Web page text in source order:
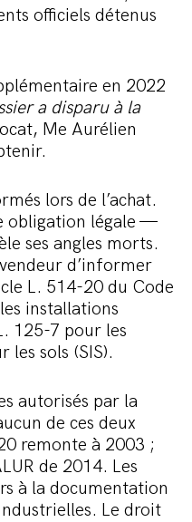
officiels détenus
en 2022
a disparu à la
Me Aurélien
lors de l’achat.
obligation légale —
ses angles morts.
d’informer
L. 514-20 du Code
installations
125-7 pour les
les sols (SIS).
autorisés par la
de ces deux
remonte à 2003 ;
de 2014. Les
à la documentation
Le droit